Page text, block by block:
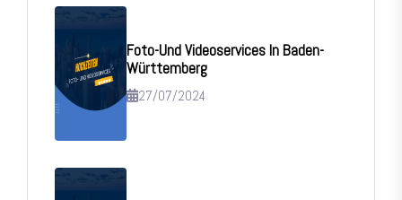
Foto-Und Videoservices In Baden-
Württemberg
27/07/2024